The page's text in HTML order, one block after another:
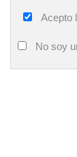
Acepto
No soy